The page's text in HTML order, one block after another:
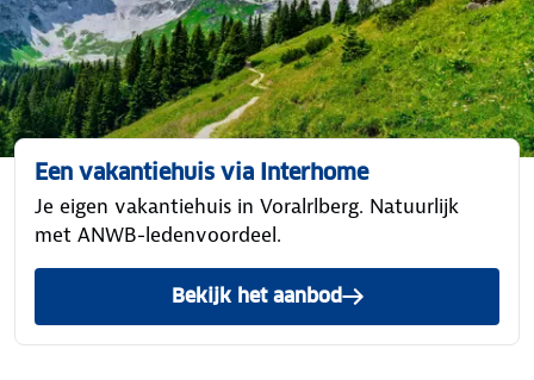
Een vakantiehuis via Interhome
Je eigen vakantiehuis in Voralrlberg. Natuurlijk
met ANWB-ledenvoordeel.
Bekijk het aanbod